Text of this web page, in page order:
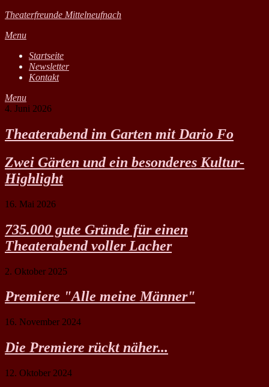
Theaterfreunde Mittelneufnach
Menu
Startseite
Newsletter
Kontakt
Menu
4. Juni 2026
Theaterabend im Garten mit Dario Fo
Zwei Gärten und ein besonderes Kultur-
Highlight
16. Mai 2026
735.000 gute Gründe für einen
Theaterabend voller Lacher
2. Oktober 2025
Premiere "Alle meine Männer"
16. November 2024
Die Premiere rückt näher...
12. Oktober 2024